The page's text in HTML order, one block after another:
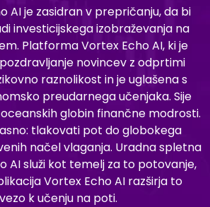
AI je zasidran v prepričanju, da bi
investicijskega izobraževanja na
Platforma Vortex Echo AI, ki je
novincev z odprtimi
raznolikost in je uglašena s
preudarnega učenjaka. Sije
globin finančne modrosti.
tlakovati pot do globokega
načel vlaganja. Uradna spletna
AI služi kot temelj za to potovanje,
Vortex Echo AI razširja to
k učenju na poti.